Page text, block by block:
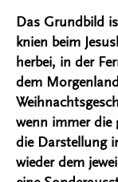
Das Grundbild
knien beim
herbei, in der
dem
wenn immer die
die Darstellung
wieder dem